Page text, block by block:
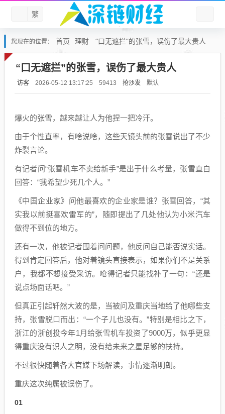
繁
您现在的位置： 首页 理财 “口无遮拦”的张雪，误伤了最大贵人
“口无遮拦”的张雪，误伤了最大贵人
访客 2026-05-12 13:17:25 59413 抢沙发 默认
爆火的张雪，越来越让人为他捏一把冷汗。
由于个性直率，有啥说啥，这些天镜头前的张雪说出了不少
炸裂言论。
有记者问“张雪机车不卖给新手”是出于什么考量，张雪直白
回答：“我希望少死几个人。”
《中国企业家》问他最喜欢的企业家是谁？张雪回答，“其
实我以前挺喜欢雷军的”，随即提出了几处他认为小米汽车
做得不到位的地方。
还有一次，他被记者围着问问题，他反问自己能否说实话。
得到肯定回答后，他对着镜头直接表示，如果你们不是关系
户，我都不想接受采访。呛得记者只能找补了一句：“还是
说点场面话吧。”
但真正引起轩然大波的是，当被问及重庆当地给了他哪些支
持，张雪脱口而出：“一个子儿也没有。”特别是相比之下，
浙江的浙创投今年1月给张雪机车投资了9000万，似乎更显
得重庆没有识人之明，没有给未来之星足够的扶持。
不过很快随着各大官媒下场解读，事情逐渐明朗。
重庆这次纯属被误伤了。
01